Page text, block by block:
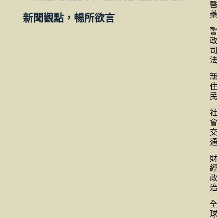
新聞觀點，暢所欲言
醫
藥
警
政
司
法
新
住
民
社
會
交
通
財
經
政
治
全
球